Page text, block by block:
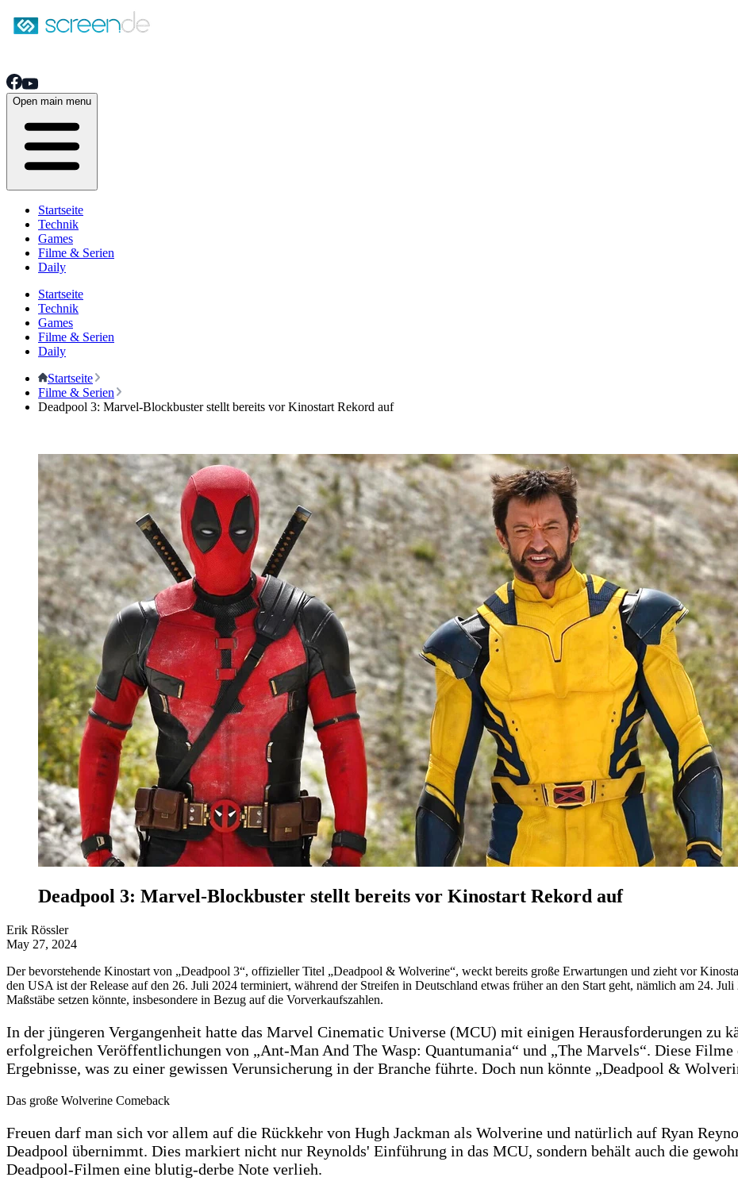
Open main menu
Startseite
Technik
Games
Filme & Serien
Daily
Startseite
Technik
Games
Filme & Serien
Daily
Startseite
Filme & Serien
Deadpool 3: Marvel-Blockbuster stellt bereits vor Kinostart Rekord auf
Deadpool 3: Marvel-Blockbuster stellt bereits vor Kinostart Rekord auf
Erik Rössler
May 27, 2024
Der bevorstehende Kinostart von „Deadpool 3“, offizieller Titel „Deadpool & Wolverine“, weckt bereits große Erwartungen und zieht vor
den USA ist der Release auf den 26. Juli 2024 terminiert, während der Streifen in Deutschland etwas früher an den Start geht, nämlich am 24.
Maßstäbe setzen könnte, insbesondere in Bezug auf die Vorverkaufszahlen.
In der jüngeren Vergangenheit hatte das Marvel Cinematic Universe (MCU) mit einigen Herausforderungen zu
erfolgreichen Veröffentlichungen von „Ant-Man And The Wasp: Quantumania“ und „The Marvels“. Diese
Ergebnisse, was zu einer gewissen Verunsicherung in der Branche führte. Doch nun könnte „Deadpool &
Das große Wolverine Comeback
Freuen darf man sich vor allem auf die Rückkehr von Hugh Jackman als Wolverine und natürlich auf Ryan
Deadpool übernimmt. Dies markiert nicht nur Reynolds' Einführung in das MCU, sondern behält auch die
Deadpool-Filmen eine blutig-derbe Note verlieh.